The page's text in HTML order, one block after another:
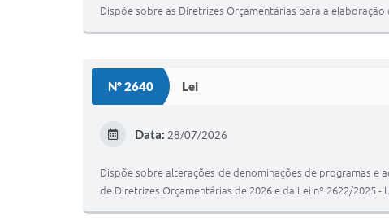
Dispõe sobre as Diretrizes Orçamentárias para a
Nº 2640 Lei
Data: 28/07/2026
Dispõe sobre alterações de denominações de programas e
de Diretrizes Orçamentárias de 2026 e da Lei nº 2622/2025